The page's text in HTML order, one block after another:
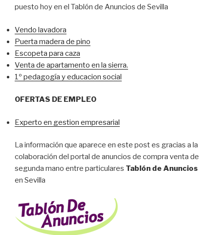
puesto hoy en el Tablón de Anuncios de Sevilla
Vendo lavadora
Puerta madera de pino
Escopeta para caza
Venta de apartamento en la sierra.
1º pedagogía y educacion social
OFERTAS DE EMPLEO
Experto en gestion empresarial
La información que aparece en este post es gracias a la
colaboración del portal de anuncios de compra venta de
segunda mano entre particulares Tablón de Anuncios
en Sevilla